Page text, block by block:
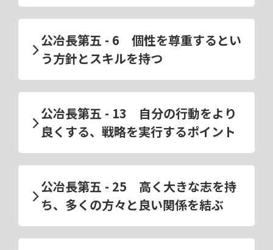
公冶長第五 - 6 個性を尊重するとい
う方針とスキルを持つ
公冶長第五 - 13 自分の行動をより
良くする、戦略を実行するポイント
公冶長第五 - 25 高く大きな志を持
ち、多くの方々と良い関係を結ぶ